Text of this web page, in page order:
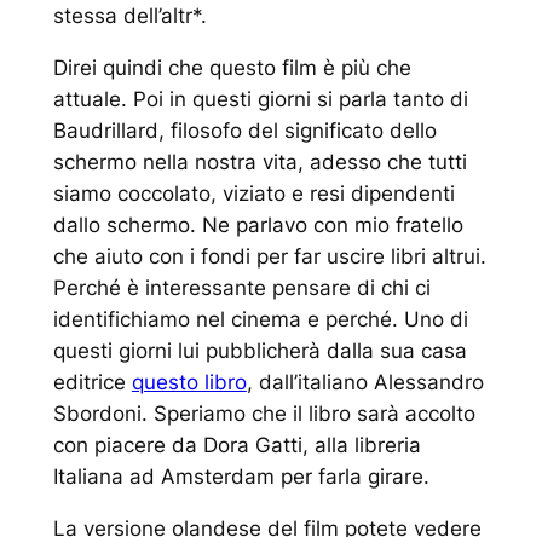
stessa dell’altr*.
Direi quindi che questo film è più che
attuale. Poi in questi giorni si parla tanto di
Baudrillard, filosofo del significato dello
schermo nella nostra vita, adesso che tutti
siamo coccolato, viziato e resi dipendenti
dallo schermo. Ne parlavo con mio fratello
che aiuto con i fondi per far uscire libri altrui.
Perché è interessante pensare di chi ci
identifichiamo nel cinema e perché. Uno di
questi giorni lui pubblicherà dalla sua casa
editrice questo libro, dall’italiano Alessandro
Sbordoni. Speriamo che il libro sarà accolto
con piacere da Dora Gatti, alla libreria
Italiana ad Amsterdam per farla girare.
La versione olandese del film potete vedere